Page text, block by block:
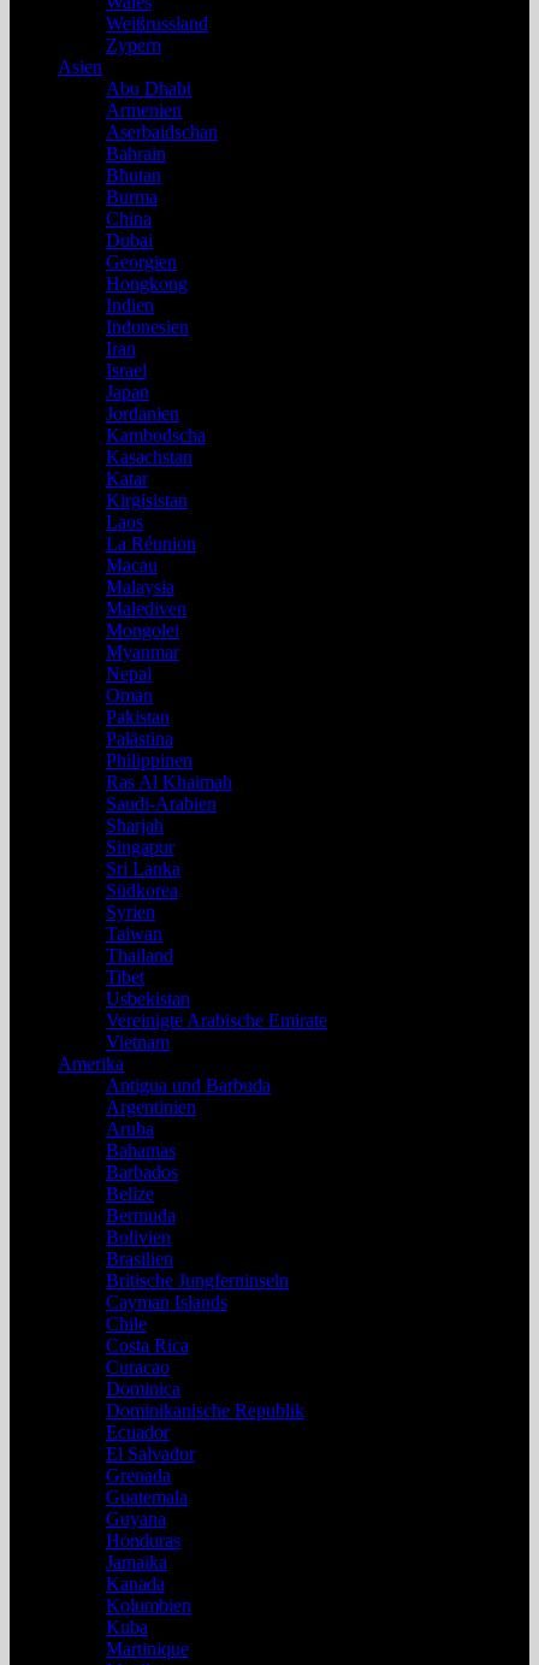
Weißrussland
Zypern
Asien
Abu Dhabi
Armenien
Aserbaidschan
Bahrain
Bhutan
Burma
China
Dubai
Georgien
Hongkong
Indien
Indonesien
Iran
Israel
Japan
Jordanien
Kambodscha
Kasachstan
Katar
Kirgisistan
Laos
La Réunion
Macau
Malaysia
Malediven
Mongolei
Myanmar
Nepal
Oman
Pakistan
Palästina
Philippinen
Ras Al Khaimah
Saudi-Arabien
Sharjah
Singapur
Sri Lanka
Südkorea
Syrien
Taiwan
Thailand
Tibet
Usbekistan
Vereinigte Arabische Emirate
Vietnam
Amerika
Antigua und Barbuda
Argentinien
Aruba
Bahamas
Barbados
Belize
Bermuda
Bolivien
Brasilien
Britische Jungferninseln
Cayman Islands
Chile
Costa Rica
Curacao
Dominica
Dominikanische Republik
Ecuador
El Salvador
Grenada
Guatemala
Guyana
Honduras
Jamaika
Kanada
Kolumbien
Kuba
Martinique